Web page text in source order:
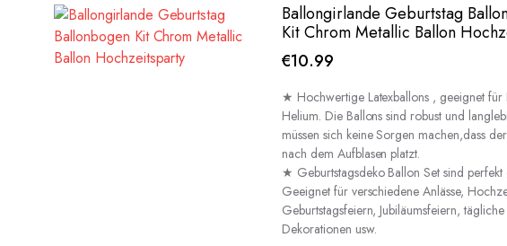
Ballongirlande Geburtstag
Kit Chrom Metallic Ballon
€10.99
★ Hochwertige Latexballons , geeignet für
Helium. Die Ballons sind robust und
müssen sich keine Sorgen machen,dass
nach dem Aufblasen platzt.
★ Geburtstagsdeko Ballon Set sind perfekt
Geeignet für verschiedene Anlässe,
Geburtstagsfeiern, Jubiläumsfeiern, tägliche
Dekorationen usw.